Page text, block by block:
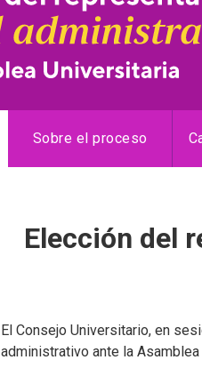
Sobre el proceso
Elección del
El Consejo Universitario, en
administrativo ante la